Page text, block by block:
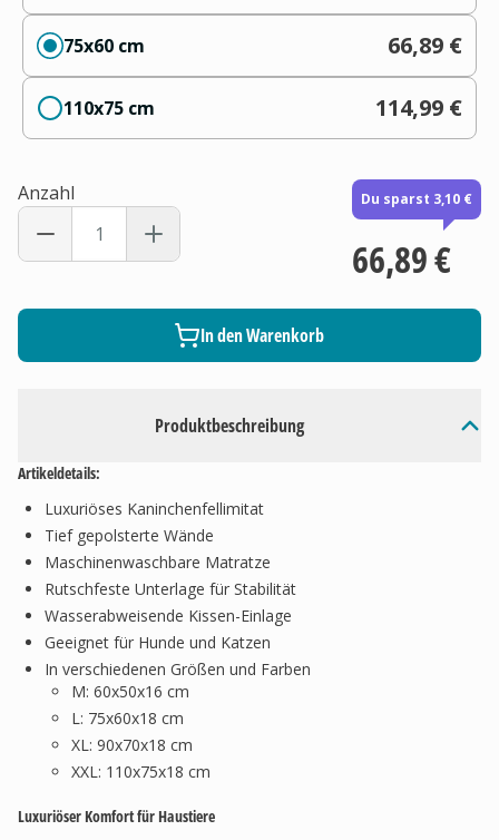
Produktbeschreibung
Artikeldetails:
Luxuriöses Kaninchenfellimitat
Tief gepolsterte Wände
Maschinenwaschbare Matratze
Rutschfeste Unterlage für Stabilität
Wasserabweisende Kissen-Einlage
Geeignet für Hunde und Katzen
In verschiedenen Größen und Farben
M: 60x50x16 cm
L: 75x60x18 cm
XL: 90x70x18 cm
XXL: 110x75x18 cm
Luxuriöser Komfort für Haustiere
75x60 cm 66,89 €
110x75 cm 114,99 €
Anzahl Du sparst 3,10 €
66,89 €
In den Warenkorb